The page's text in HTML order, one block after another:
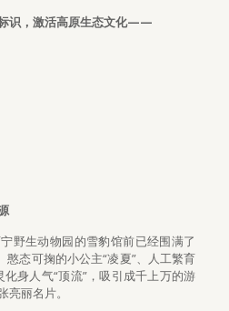
识，激活高原生态文化——
野生动物园的雪豹馆前已经围满了
憨态可掬的小公主“凌夏”、人工繁育
身人气“顶流”，吸引成千上万的游
丽名片。